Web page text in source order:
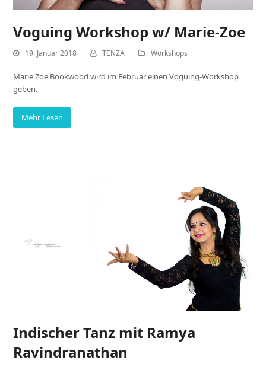
Voguing Workshop w/ Marie-Zoe
19. Januar 2018 TENZA Workshops
Marie Zoe Bookwood wird im Februar einen Voguing-Workshop
geben.
Mehr Lesen
Indischer Tanz mit Ramya
Ravindranathan